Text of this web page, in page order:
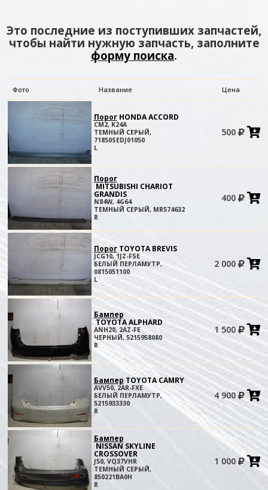
Это последние из поступивших запчастей,
чтобы найти нужную запчасть, заполните
форму поиска.
Фото Название Цена
ПорогHONDA ACCORD
CM2, K24A
ТЕМНЫЙ СЕРЫЙ,
71850SEDJ01050
L
500
Порог
MITSUBISHI CHARIOT
GRANDIS
N84W, 4G64
ТЕМНЫЙ СЕРЫЙ, MR574632
R
400
ПорогTOYOTA BREVIS
JCG10, 1JZ-FSE
БЕЛЫЙ ПЕРЛАМУТР,
0815051100
L
2 000
Бампер
TOYOTA ALPHARD
ANH20, 2AZ-FE
ЧЕРНЫЙ, 5215958080
R
1 500 в
Бампер TOYOTA CAMRY
AVV50, 2AR-FXE
БЕЛЫЙ ПЕРЛАМУТР,
5215933330
R
4 900 в
Бампер
NISSAN SKYLINE
CROSSOVER
J50, VQ37VHR
ТЕМНЫЙ СЕРЫЙ,
850221BA0H
R
1 000 в